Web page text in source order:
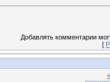
Добавлять комментарии
[
«